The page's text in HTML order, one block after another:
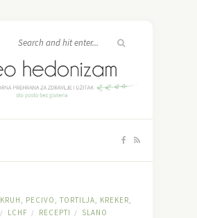
KRUH, PECIVO, TORTILJA, KREKER,
/ LCHF / RECEPTI / SLANO